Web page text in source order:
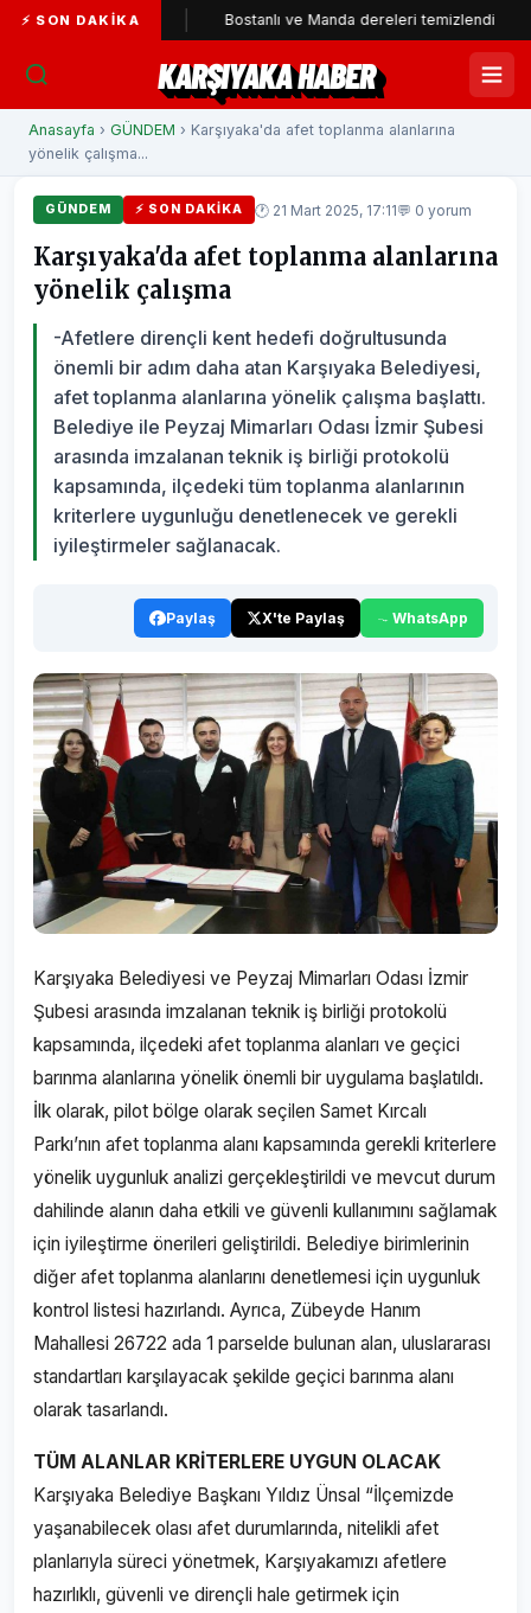
⚡ SON DAKIKA
katıldı Bostanlı ve Manda dereleri temizlendi
KARŞIYAKA HABER
Anasayfa › GÜNDEM › Karşıyaka'da afet toplanma alanlarına
yönelik çalışma...
GÜNDEM ⚡ SON DAKIKA 🕐 21 Mart 2025, 17:11💬 0 yorum
Karşıyaka'da afet toplanma alanlarına
yönelik çalışma
-Afetlere dirençli kent hedefi doğrultusunda
önemli bir adım daha atan Karşıyaka Belediyesi,
afet toplanma alanlarına yönelik çalışma başlattı.
Belediye ile Peyzaj Mimarları Odası İzmir Şubesi
arasında imzalanan teknik iş birliği protokolü
kapsamında, ilçedeki tüm toplanma alanlarının
kriterlere uygunluğu denetlenecek ve gerekli
iyileştirmeler sağlanacak.
Paylaş X'te Paylaş WhatsApp
Karşıyaka Belediyesi ve Peyzaj Mimarları Odası İzmir
Şubesi arasında imzalanan teknik iş birliği protokolü
kapsamında, ilçedeki afet toplanma alanları ve geçici
barınma alanlarına yönelik önemli bir uygulama başlatıldı.
İlk olarak, pilot bölge olarak seçilen Samet Kırcalı
Parkı’nın afet toplanma alanı kapsamında gerekli kriterlere
yönelik uygunluk analizi gerçekleştirildi ve mevcut durum
dahilinde alanın daha etkili ve güvenli kullanımını sağlamak
için iyileştirme önerileri geliştirildi. Belediye birimlerinin
diğer afet toplanma alanlarını denetlemesi için uygunluk
kontrol listesi hazırlandı. Ayrıca, Zübeyde Hanım
Mahallesi 26722 ada 1 parselde bulunan alan, uluslararası
standartları karşılayacak şekilde geçici barınma alanı
olarak tasarlandı.
TÜM ALANLAR KRİTERLERE UYGUN OLACAK
Karşıyaka Belediye Başkanı Yıldız Ünsal “İlçemizde
yaşanabilecek olası afet durumlarında, nitelikli afet
planlarıyla süreci yönetmek, Karşıyakamızı afetlere
hazırlıklı, güvenli ve dirençli hale getirmek için